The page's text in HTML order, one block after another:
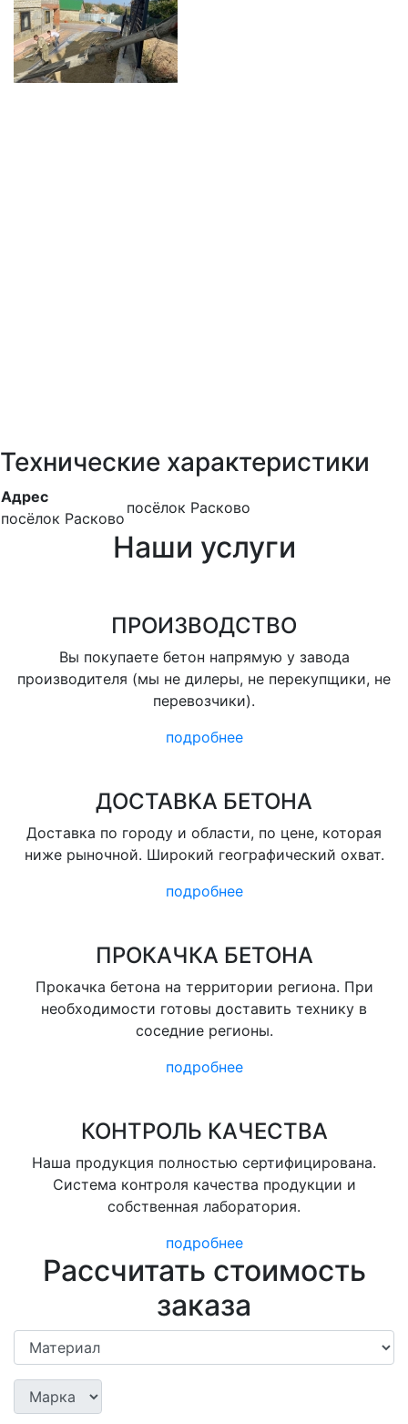
Технические характеристики
Адрес
посёлок Расково
посёлок Расково
Наши услуги
ПРОИЗВОДСТВО
Вы покупаете бетон напрямую у завода
производителя (мы не дилеры, не перекупщики, не
перевозчики).
подробнее
ДОСТАВКА БЕТОНА
Доставка по городу и области, по цене, которая
ниже рыночной. Широкий географический охват.
подробнее
ПРОКАЧКА БЕТОНА
Прокачка бетона на территории региона. При
необходимости готовы доставить технику в
соседние регионы.
подробнее
КОНТРОЛЬ КАЧЕСТВА
Наша продукция полностью сертифицирована.
Система контроля качества продукции и
собственная лаборатория.
подробнее
Рассчитать стоимость
заказа